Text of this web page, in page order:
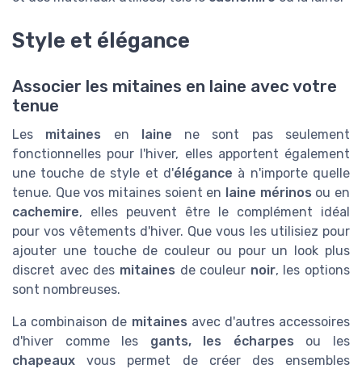
Style et élégance
Associer les mitaines en laine avec votre
tenue
Les mitaines en laine ne sont pas seulement
fonctionnelles pour l'hiver, elles apportent également
une touche de style et d'élégance à n'importe quelle
tenue. Que vos mitaines soient en laine mérinos ou en
cachemire, elles peuvent être le complément idéal
pour vos vêtements d'hiver. Que vous les utilisiez pour
ajouter une touche de couleur ou pour un look plus
discret avec des mitaines de couleur noir, les options
sont nombreuses.
La combinaison de mitaines avec d'autres accessoires
d'hiver comme les gants, les écharpes ou les
chapeaux vous permet de créer des ensembles